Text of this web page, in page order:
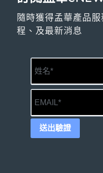
隨時獲得孟華產品
程、及最新消息
送出驗證